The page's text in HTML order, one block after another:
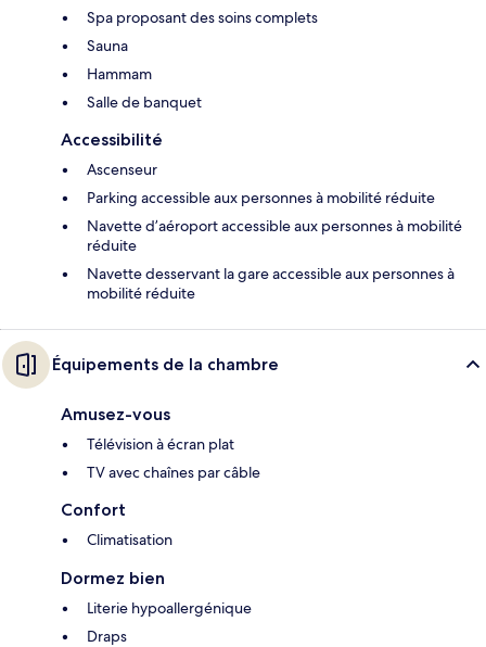
Spa proposant des soins complets
Sauna
Hammam
Salle de banquet
Accessibilité
Ascenseur
Parking accessible aux personnes à mobilité réduite
Navette d’aéroport accessible aux personnes à mobilité
réduite
Navette desservant la gare accessible aux personnes à
mobilité réduite
Équipements de la chambre
Amusez-vous
Télévision à écran plat
TV avec chaînes par câble
Confort
Climatisation
Dormez bien
Literie hypoallergénique
Draps